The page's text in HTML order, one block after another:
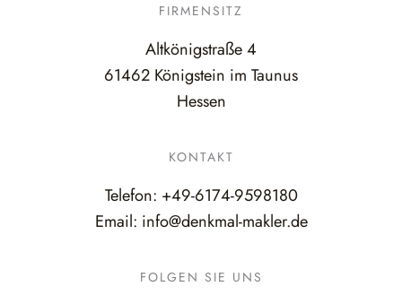
FIRMENSITZ
Altkönigstraße 4
61462 Königstein im Taunus
Hessen
KONTAKT
Telefon: +49-6174-9598180
Email: info@denkmal-makler.de
FOLGEN SIE UNS